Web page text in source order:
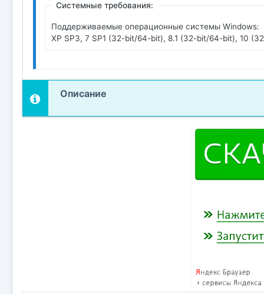
Системные требования:
Поддерживаемые операционные системы Windows:
XP SP3, 7 SP1 (32-bit/64-bit), 8.1 (32-bit/64-bit), 10
Описание